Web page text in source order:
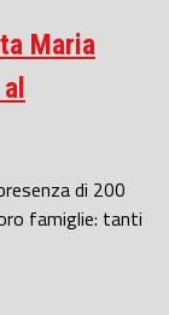
Maria
di 200
famiglie: tanti